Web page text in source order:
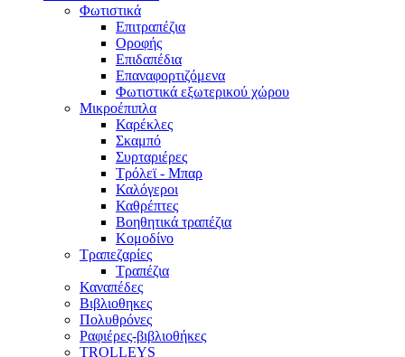
Φωτιστικά
Επιτραπέζια
Οροφής
Επιδαπέδια
Επαναφορτιζόμενα
Φωτιστικά εξωτερικού χώρου
Μικροέπιπλα
Καρέκλες
Σκαμπό
Συρταριέρες
Τρόλεϊ - Μπαρ
Καλόγεροι
Καθρέπτες
Βοηθητικά τραπέζια
Κομοδίνο
Τραπεζαρίες
Τραπέζια
Καναπέδες
Βιβλιοθηκες
Πολυθρόνες
Ραφιέρες-βιβλιοθήκες
TROLLEYS